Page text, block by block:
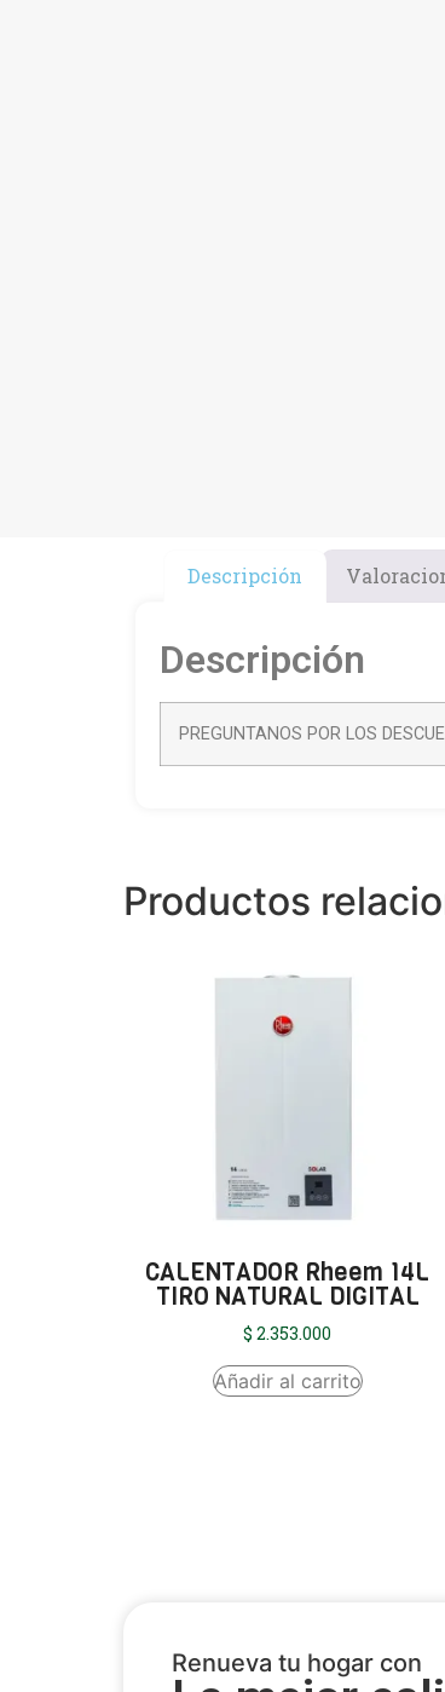
Descripción
Descripción
PREGUNTANOS POR LOS
Productos
CALENTADOR Rheem 14L
TIRO NATURAL DIGITAL
$ 2.353.000
Añadir al carrito
Renueva tu hogar con